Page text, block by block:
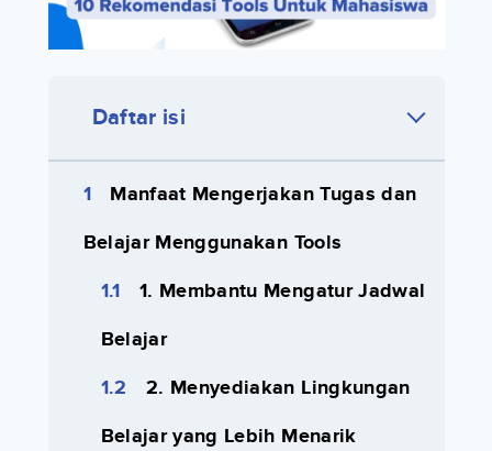
Daftar isi
Manfaat Mengerjakan Tugas dan
Belajar Menggunakan Tools
1. Membantu Mengatur Jadwal
Belajar
2. Menyediakan Lingkungan
Belajar yang Lebih Menarik